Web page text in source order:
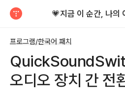
프로그램/한국어 패치
오디오 장치 간 전